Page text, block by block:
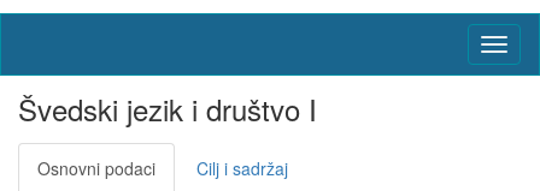
Švedski jezik i društvo I
Osnovni podaci Cilj i sadržaj